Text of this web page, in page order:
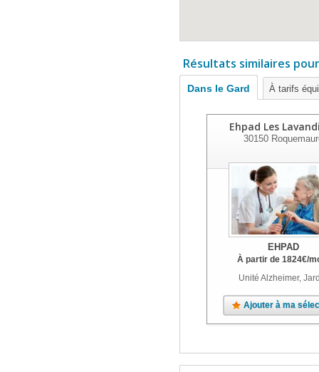
Résultats similaires
Dans le Gard À tarifs
Ehpad Les
30150
EHPAD
À partir de 1824€/
Unité Alzheimer,
Ajouter à ma